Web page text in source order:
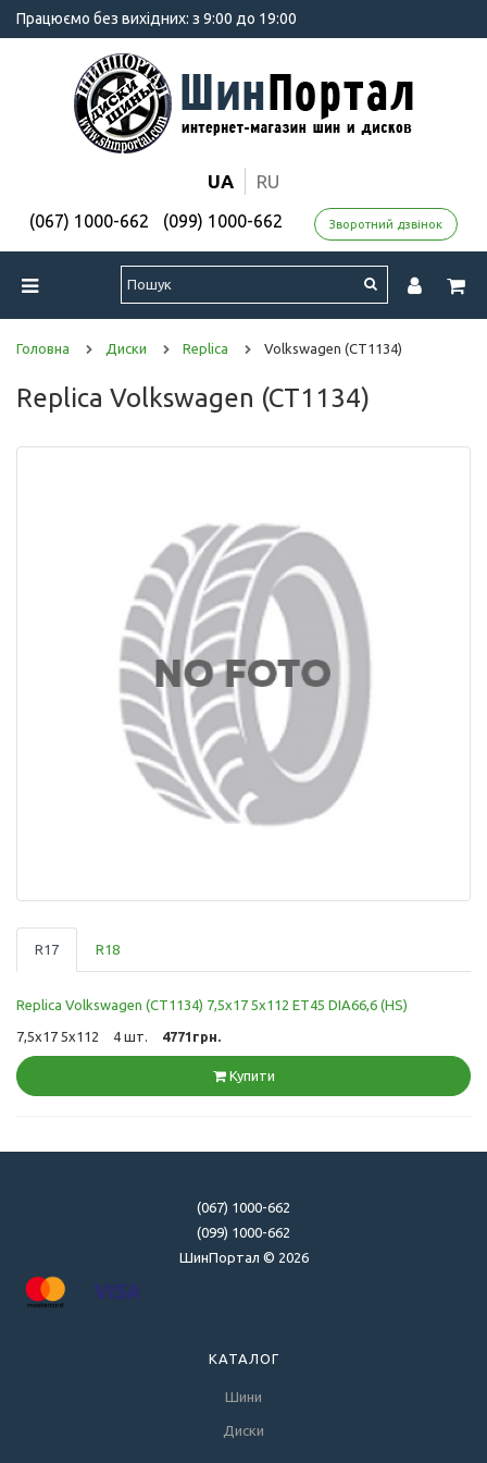
Працюємо без вихідних: з 9:00 до 19:00
UA RU
(067) 1000-662 (099) 1000-662 Зворотний дзвінок
Головна Диски Replica Volkswagen (CT1134)
Replica Volkswagen (CT1134)
R17 R18
Replica Volkswagen (CT1134) 7,5x17 5x112 ET45 DIA66,6 (HS)
7,5x17 5x112 4 шт. 4771грн.
Купити
(067) 1000-662
(099) 1000-662
ШинПортал © 2026
КАТАЛОГ
Шини
Диски